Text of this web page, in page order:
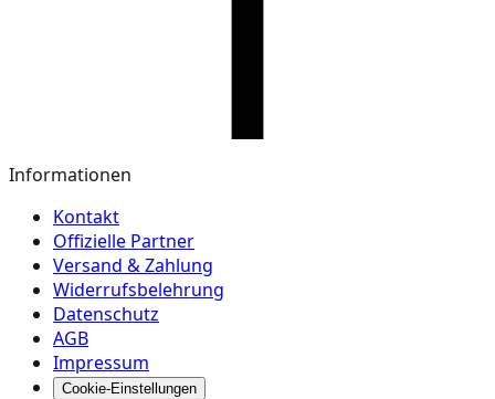
Informationen
Kontakt
Offizielle Partner
Versand & Zahlung
Widerrufsbelehrung
Datenschutz
AGB
Impressum
Cookie-Einstellungen